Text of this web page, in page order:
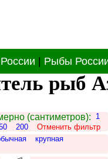
Рыбы
рыб
(сантиметров):
1
200 Отменить фильтр
крупная